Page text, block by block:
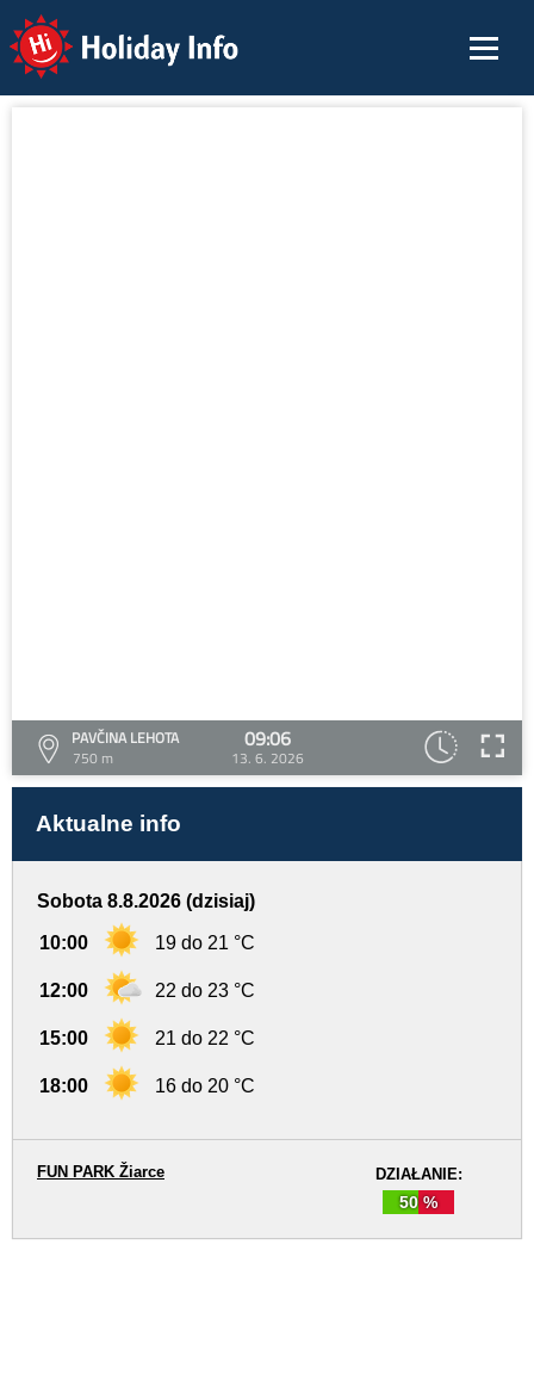
Holiday Info
PAVČINA LEHOTA
750 m
09:06
13. 6. 2026
Aktualne info
Sobota 8.8.2026 (dzisiaj)
10:00 19 do 21 °C
12:00 22 do 23 °C
15:00 21 do 22 °C
18:00 16 do 20 °C
DZIAŁANIE:
50 %
FUN PARK Žiarce